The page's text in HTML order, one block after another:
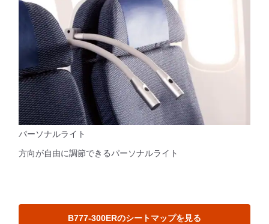
パーソナルライト
方向が自由に調節できるパーソナルライト
B777-300ERのシートマップを見る